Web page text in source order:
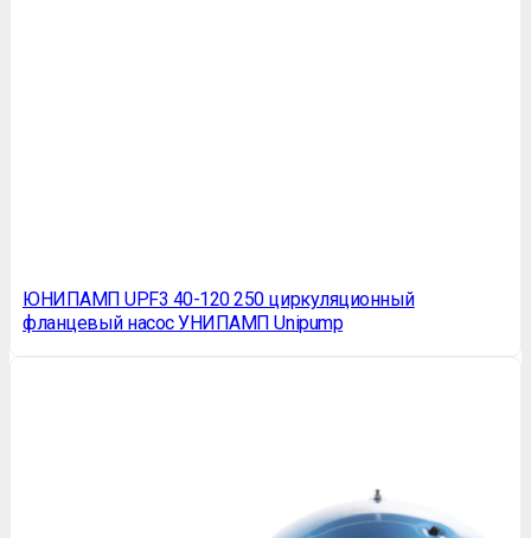
ЮНИПАМП UPF3 40-120 250 циркуляционный
фланцевый насос УНИПАМП Unipump